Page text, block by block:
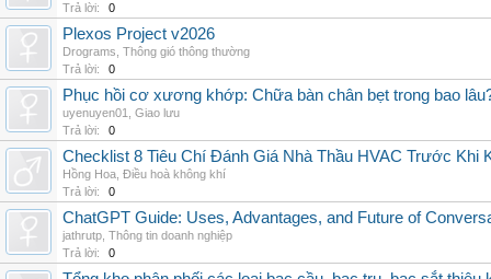
Trả lời:
0
Plexos Project v2026
Drograms Thông gió thông thường
Trả lời:
0
Phục hồi cơ xương khớp: Chữa bàn chân bẹt trong bao
uyenuyen01
Giao lưu
Trả lời:
0
Checklist 8 Tiêu Chí Đánh Giá Nhà Thầu HVAC Trước Khi
Hồng Hoa Điều hoà không khí
Trả lời:
0
ChatGPT Guide: Uses, Advantages, and Future of
jathrutp Thông tin doanh nghiệp
Trả lời:
0